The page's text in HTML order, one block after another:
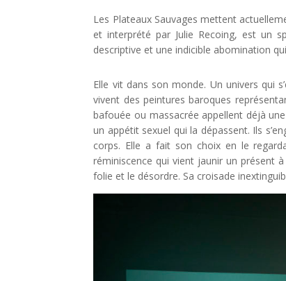
Les Plateaux Sauvages mettent
et interprété par Julie Recoing, est un
descriptive et une indicible abomination
Elle vit dans son monde. Un univers qui
vivent des peintures baroques
bafouée ou massacrée appellent déjà
un appétit sexuel qui la dépassent. Ils
corps. Elle a fait son choix en le
réminiscence qui vient jaunir un présent
folie et le désordre. Sa croisade